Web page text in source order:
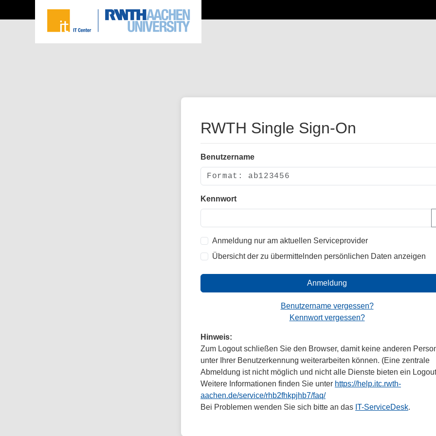
RWTH Single Sign-On
Benutzername
Kennwort
Anmeldung nur am aktuellen Serviceprovider
Übersicht der zu übermittelnden persönlichen Daten anzeigen
Anmeldung
Benutzername vergessen?
Kennwort vergessen?
Hinweis:
Zum Logout schließen Sie den Browser, damit keine anderen
unter Ihrer Benutzerkennung weiterarbeiten können. (Eine zentrale
Abmeldung ist nicht möglich und nicht alle Dienste bieten ein
Weitere Informationen finden Sie unter https://help.itc.rwth-
aachen.de/service/rhb2fhkpjhb7/faq/
Bei Problemen wenden Sie sich bitte an das IT-ServiceDesk.